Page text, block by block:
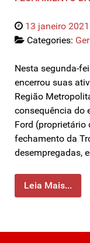
13 janeiro 2021
Categories:
Nesta segunda-
encerrou suas
Região
consequência do
Ford (proprietário
fechamento da
desempregadas,
Leia Mais...